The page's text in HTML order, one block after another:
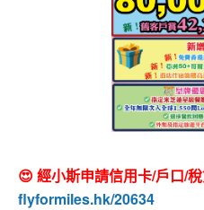
😍 經小斯申請信用卡/戶口/
flyformiles.hk/20634